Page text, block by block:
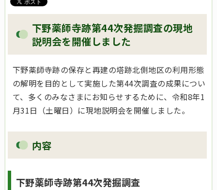
下野薬師寺跡第44次発掘調査の現地
説明会を開催しました
下野薬師寺跡の保存と再建の塔跡北側地区の利用形態
の解明を目的として実施した第44次調査の成果につい
て、多くのみなさまにお知らせするために、令和8年1
月31日（土曜日）に現地説明会を開催しました。
内容
下野薬師寺跡第44次発掘調査